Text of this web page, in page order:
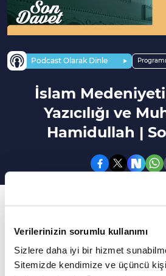
Verilerinizin sorumlu kullanımı
Sizlere daha iyi bir hizmet
Sitemizde kendimize ve üçüncü
Podcast Olarak Dinle
İslam
Yazıcılığı ve
Hamidullah |
208. Bölüm